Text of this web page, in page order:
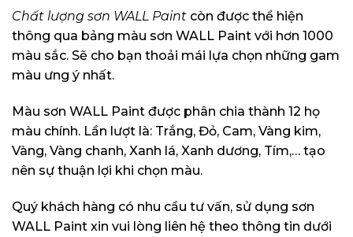
Chất lượng sơn WALL Paint còn được thể hiện
thông qua bảng màu sơn WALL Paint với hơn 1000
màu sắc. Sẽ cho bạn thoải mái lựa chọn những gam
màu ưng ý nhất.
Màu sơn WALL Paint được phân chia thành 12 họ
màu chính. Lần lượt là: Trắng, Đỏ, Cam, Vàng kim,
Vàng, Vàng chanh, Xanh lá, Xanh dương, Tím,… tạo
nên sự thuận lợi khi chọn màu.
Quý khách hàng có nhu cầu tư vấn, sử dụng sơn
WALL Paint xin vui lòng liên hệ theo thông tin dưới